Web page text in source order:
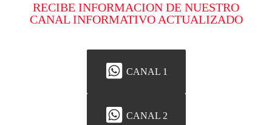
RECIBE INFORMACION DE NUESTRO
CANAL INFORMATIVO ACTUALIZADO
CANAL 1
CANAL 2